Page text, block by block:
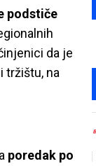
podstiče
da je
tržištu, na
poredak po